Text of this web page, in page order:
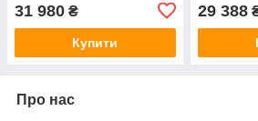
31 980 ₴
Купити
ключовий
29 388
Про нас